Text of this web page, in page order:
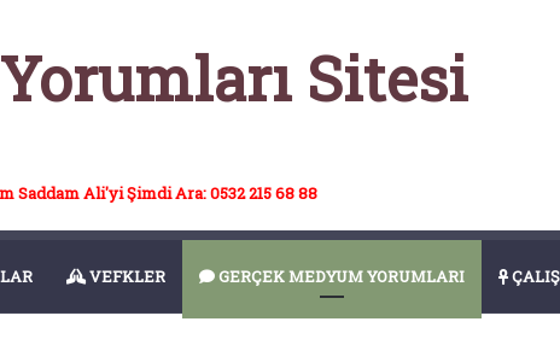
Sitesi
Saddam Ali'yi Şimdi Ara: 0532 215 68 88
VEFKLER GERÇEK MEDYUM YORUMLARI